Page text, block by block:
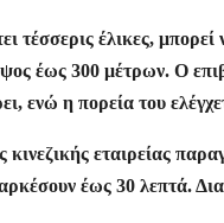
τέσσερις έλικες,
έως 300 μέτρων. Ο
ενώ η πορεία του
κινεζικής εταιρείας
έως 30 λεπτά.